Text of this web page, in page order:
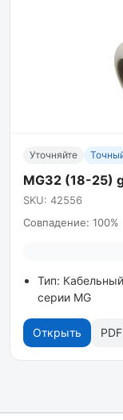
Уточняйте
MG32 (18-25)
SKU: 42556
Совпадение: 100%
Тип:
серии MG
Открыть PDF